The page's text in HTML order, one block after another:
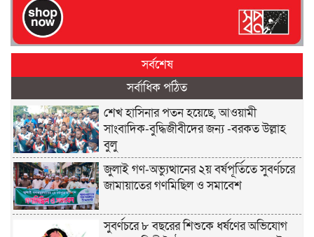
সর্বশেষ
সর্বাধিক পঠিত
শেখ হাসিনার পতন হয়েছে, আওয়ামী
সাংবাদিক-বুদ্ধিজীবীদের জন্য -বরকত উল্লাহ
বুলু
জুলাই গণ-অভ্যুত্থানের ২য় বর্ষপূর্তিতে সুবর্ণচরে
জামায়াতের গণমিছিল ও সমাবেশ
সুবর্ণচরে ৮ বছরের শিশুকে ধর্ষণের অভিযোগ